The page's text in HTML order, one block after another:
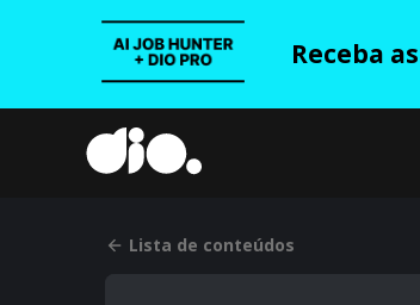
Receba
Lista de conteúdos